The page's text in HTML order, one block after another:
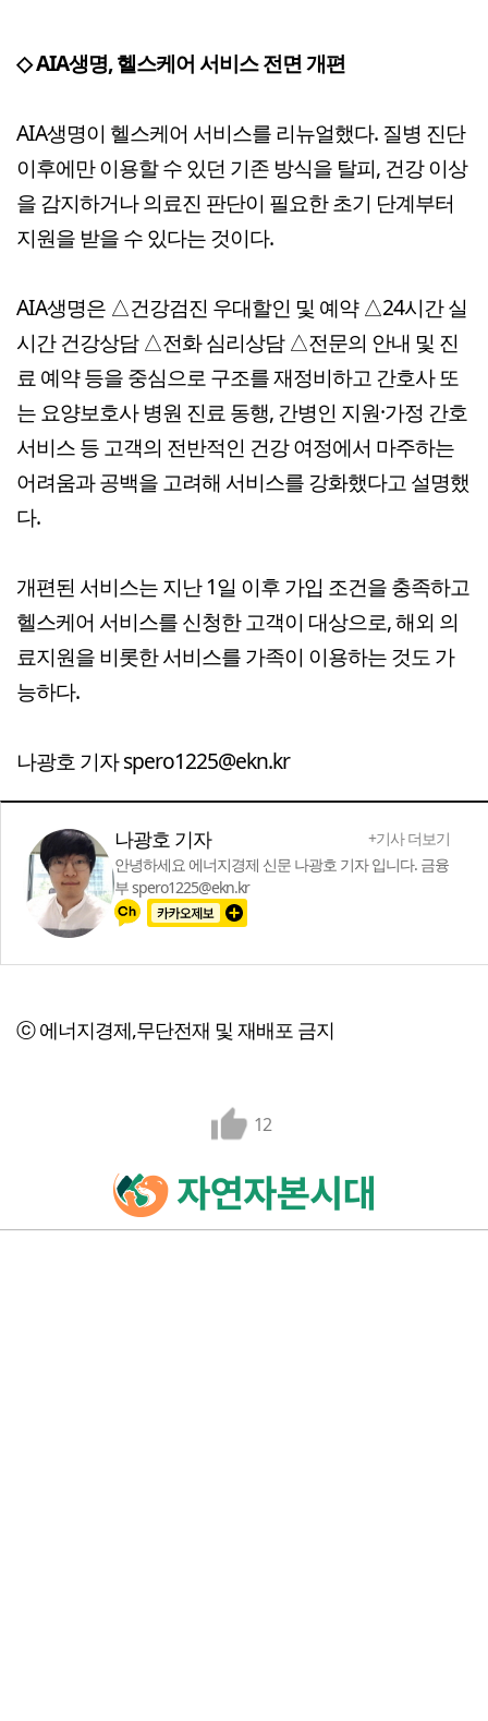
◇ AIA생명, 헬스케어 서비스 전면 개편
AIA생명이 헬스케어 서비스를 리뉴얼했다. 질병 진단
이후에만 이용할 수 있던 기존 방식을 탈피, 건강 이상
을 감지하거나 의료진 판단이 필요한 초기 단계부터
지원을 받을 수 있다는 것이다.
AIA생명은 △건강검진 우대할인 및 예약 △24시간 실
시간 건강상담 △전화 심리상담 △전문의 안내 및 진
료 예약 등을 중심으로 구조를 재정비하고 간호사 또
는 요양보호사 병원 진료 동행, 간병인 지원·가정 간호
서비스 등 고객의 전반적인 건강 여정에서 마주하는
어려움과 공백을 고려해 서비스를 강화했다고 설명했
다.
개편된 서비스는 지난 1일 이후 가입 조건을 충족하고
헬스케어 서비스를 신청한 고객이 대상으로, 해외 의
료지원을 비롯한 서비스를 가족이 이용하는 것도 가
능하다.
나광호 기자 spero1225@ekn.kr
나광호 기자
+기사 더보기
안녕하세요 에너지경제 신문 나광호 기자 입니다. 금융
부 spero1225@ekn.kr
ⓒ 에너지경제,무단전재 및 재배포 금지
12